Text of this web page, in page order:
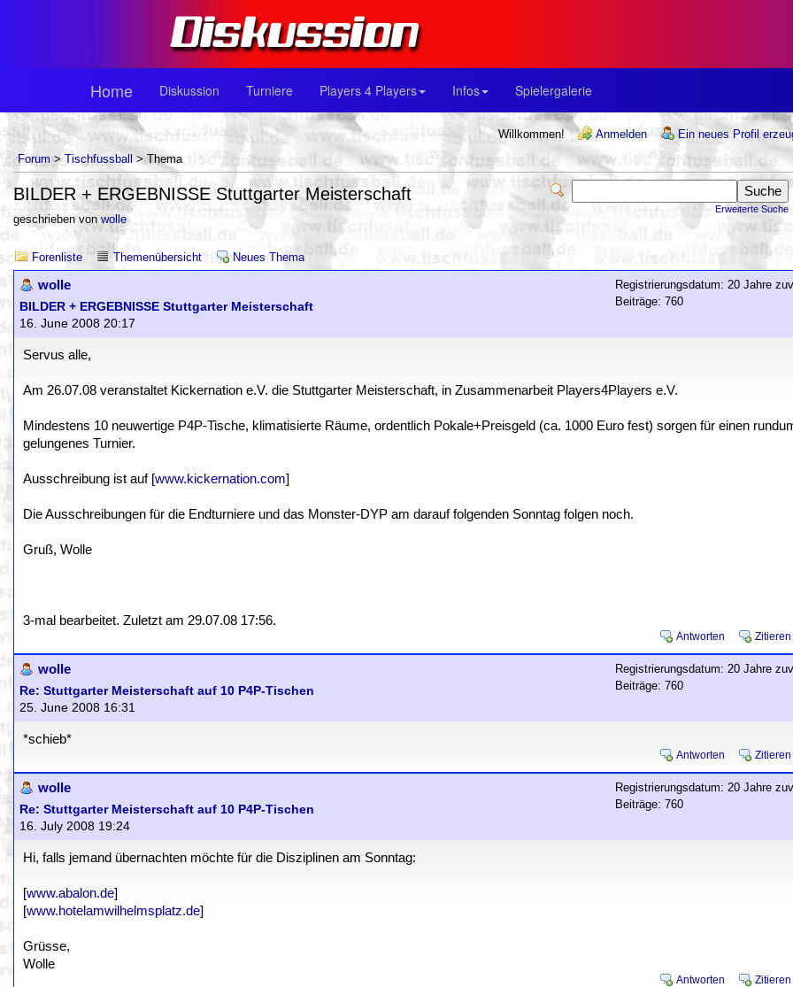
Home Diskussion Turniere Players 4 Players Infos Spielergalerie
Willkommen! Anmelden
Ein neues Profil
Forum > Tischfussball > Thema
Erweiterte Suche
BILDER + ERGEBNISSE Stuttgarter Meisterschaft
geschrieben von wolle
Forenliste Themenübersicht Neues Thema
wolle
BILDER + ERGEBNISSE Stuttgarter Meisterschaft
16. June 2008 20:17
Registrierungsdatum: 20 Jahre
Beiträge: 760
Servus alle,
Am 26.07.08 veranstaltet Kickernation e.V. die Stuttgarter Meisterschaft, in Zusammenarbeit Players4Players e.V.
Mindestens 10 neuwertige P4P-Tische, klimatisierte Räume, ordentlich Pokale+Preisgeld (ca. 1000 Euro fest) sorgen für einen
gelungenes Turnier.
Ausschreibung ist auf [www.kickernation.com]
Die Ausschreibungen für die Endturniere und das Monster-DYP am darauf folgenden Sonntag folgen noch.
Gruß, Wolle
3-mal bearbeitet. Zuletzt am 29.07.08 17:56.
Antworten Zitieren
wolle
Re: Stuttgarter Meisterschaft auf 10 P4P-Tischen
25. June 2008 16:31
Registrierungsdatum: 20 Jahre
Beiträge: 760
*schieb*
Antworten Zitieren
wolle
Re: Stuttgarter Meisterschaft auf 10 P4P-Tischen
16. July 2008 19:24
Registrierungsdatum: 20 Jahre
Beiträge: 760
Hi, falls jemand übernachten möchte für die Disziplinen am Sonntag:
[www.abalon.de]
[www.hotelamwilhelmsplatz.de]
Grüsse,
Wolle
Antworten Zitieren